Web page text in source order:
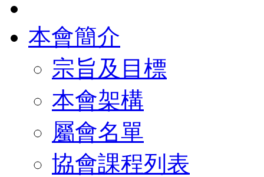
本會簡介
宗旨及目標
本會架構
屬會名單
協會課程列表